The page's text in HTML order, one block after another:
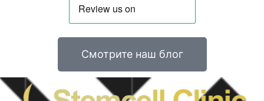
Смотрите наш блог